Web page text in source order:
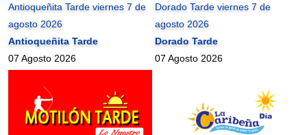
Antioqueñita Tarde viernes 7 de
agosto 2026
Antioqueñita Tarde
07 Agosto 2026
Dorado Tarde viernes 7 de
agosto 2026
Dorado Tarde
07 Agosto 2026